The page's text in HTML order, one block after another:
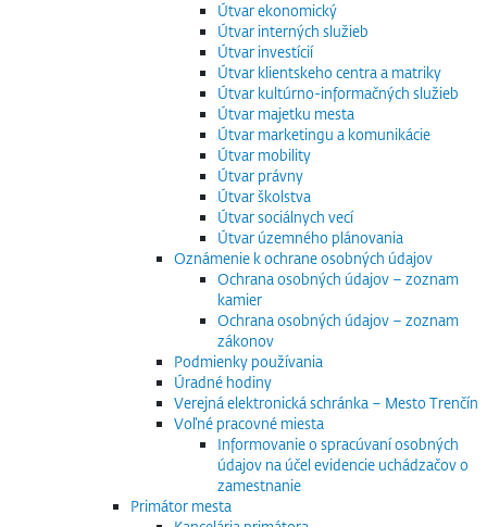
Útvar ekonomický
Útvar interných služieb
Útvar investícií
Útvar klientskeho centra a matriky
Útvar kultúrno-informačných služieb
Útvar majetku mesta
Útvar marketingu a komunikácie
Útvar mobility
Útvar právny
Útvar školstva
Útvar sociálnych vecí
Útvar územného plánovania
Oznámenie k ochrane osobných údajov
Ochrana osobných údajov – zoznam
kamier
Ochrana osobných údajov – zoznam
zákonov
Podmienky používania
Úradné hodiny
Verejná elektronická schránka – Mesto Trenčín
Voľné pracovné miesta
Informovanie o spracúvaní osobných
údajov na účel evidencie uchádzačov o
zamestnanie
Primátor mesta